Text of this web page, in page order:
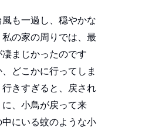
も一過し、穏やかな
の家の周りでは、最
まじかったのです
どこかに行ってしま
きすぎると、戻され
、小鳥が戻って来
にいる蚊のような小